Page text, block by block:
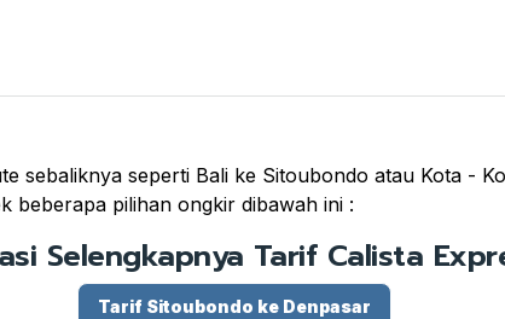
sebaliknya seperti Bali ke Sitoubondo atau Kota -
beberapa pilihan ongkir dibawah ini :
Selengkapnya Tarif Calista
Tarif Sitoubondo ke Denpasar